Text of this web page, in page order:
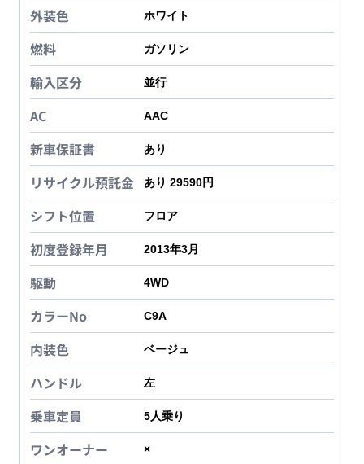
外装色 ホワイト
燃料 ガソリン
輸入区分 並行
AC AAC
新車保証書 あり
リサイクル預託金 あり 29590円
シフト位置 フロア
初度登録年月 2013年3月
駆動 4WD
カラーNo C9A
内装色 ベージュ
ハンドル 左
乗車定員 5人乗り
ワンオーナー ×